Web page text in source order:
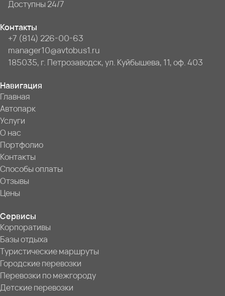
Доступны 24/7
Контакты
+7 (814) 226-00-63
manager10@avtobus1.ru
185035, г. Петрозаводск, ул. Куйбышева, 11, оф. 403
Навигация
Главная
Автопарк
Услуги
О нас
Портфолио
Контакты
Способы оплаты
Отзывы
Цены
Сервисы
Корпоративы
Базы отдыха
Туристические маршруты
Городские перевозки
Перевозки по межгороду
Детские перевозки